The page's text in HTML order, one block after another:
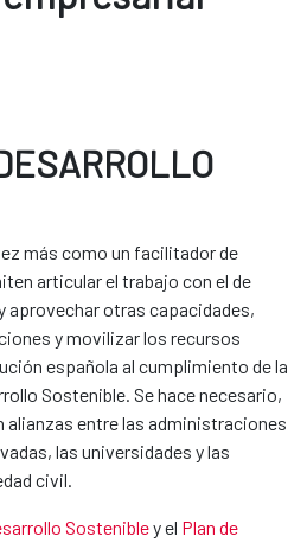
más como un facilitador de
articular el trabajo con el de
otras capacidades,
y movilizar los recursos
española al cumplimiento de la
Sostenible. Se hace necesario,
alianzas entre las administraciones
las universidades y las
civil.
Sostenibley el Plan de